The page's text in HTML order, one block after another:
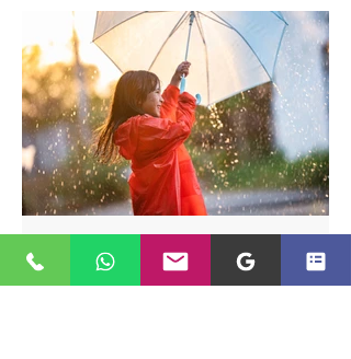
Essere felici è una scelta - consigli
del Programma Nutri® dott.ssa